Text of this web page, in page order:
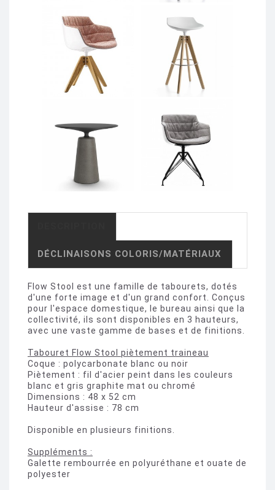
DÉCLINAISONS COLORIS/MATÉRIAUX
Flow Stool est une famille de tabourets, dotés
d'une forte image et d'un grand confort. Conçus
pour l'espace domestique, le bureau ainsi que la
collectivité, ils sont disponibles en 3 hauteurs,
avec une vaste gamme de bases et de finitions.
Tabouret Flow Stool piètement traineau
Coque : polycarbonate blanc ou noir
Piètement : fil d'acier peint dans les couleurs
blanc et gris graphite mat ou chromé
Dimensions : 48 x 52 cm
Hauteur d'assise : 78 cm
Disponible en plusieurs finitions.
Suppléments :
Galette rembourrée en polyuréthane et ouate de
polyester